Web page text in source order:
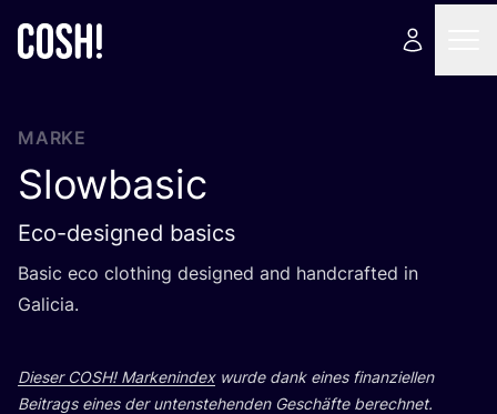
MARKE
Slowbasic
Eco-designed basics
Basic eco clot­hing desi­gned and hand­craf­ted in
Galicia.
Die­ser COSH! Mar­ken­in­dexwur­de dank eines finan­zi­el­len
Bei­trags eines der unten­ste­hen­den Geschäf­te berechnet.